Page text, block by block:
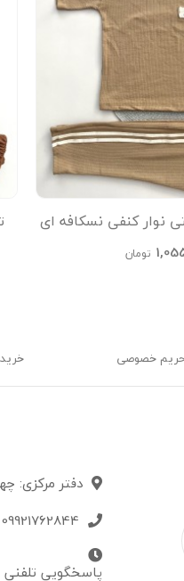
نوار کنفی نسکافه ای
kids تومان
خصوصی
دفتر مرکزی:
09921762844
پاسخگویی